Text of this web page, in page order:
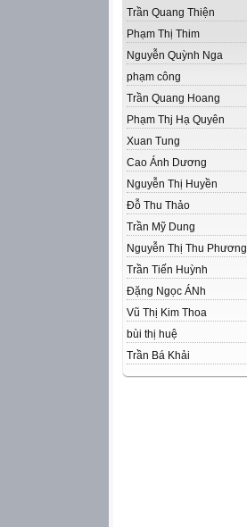
Trần Quang Thiện
Phạm Thị Thim
Nguyễn Quỳnh Nga
phạm công
Trần Quang Hoang
Phạm Thj Hạ Quyên
Xuan Tung
Cao Ánh Dương
Nguyễn Thị Huyền
Đỗ Thu Thảo
Trần Mỹ Dung
Nguyễn Thị Thu Phương
Trần Tiến Huỳnh
Đặng Ngọc ÁNh
Vũ Thị Kim Thoa
bùi thị huệ
Trần Bá Khải